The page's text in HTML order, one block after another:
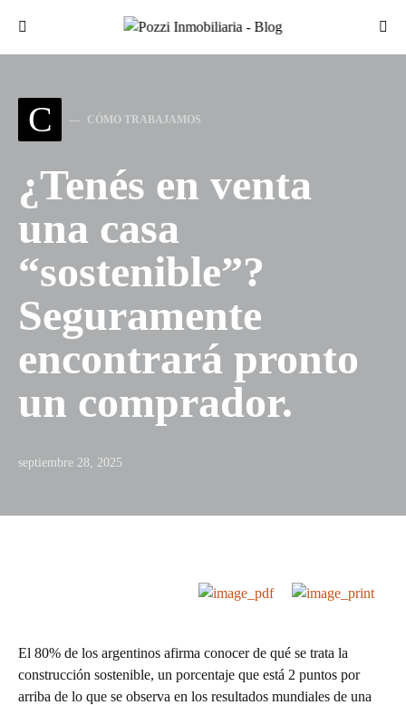
Search for:
C CÓMO TRABAJAMOS
¿Tenés en venta
una casa
“sostenible”?
Seguramente
encontrará pronto
un comprador.
septiembre 28, 2025
El 80% de los argentinos afirma conocer de qué se trata la
construcción sostenible, un porcentaje que está 2 puntos por
arriba de lo que se observa en los resultados mundiales de una